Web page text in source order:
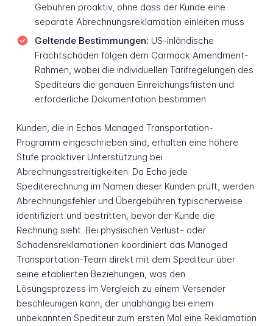
Gebühren proaktiv, ohne dass der Kunde eine
separate Abrechnungsreklamation einleiten muss
Geltende Bestimmungen: US-inländische
Frachtschäden folgen dem Carmack Amendment-
Rahmen, wobei die individuellen Tarifregelungen des
Spediteurs die genauen Einreichungsfristen und
erforderliche Dokumentation bestimmen
Kunden, die in Echos Managed Transportation-
Programm eingeschrieben sind, erhalten eine höhere
Stufe proaktiver Unterstützung bei
Abrechnungsstreitigkeiten. Da Echo jede
Spediterechnung im Namen dieser Kunden prüft, werden
Abrechnungsfehler und Übergebühren typischerweise
identifiziert und bestritten, bevor der Kunde die
Rechnung sieht. Bei physischen Verlust- oder
Schadensreklamationen koordiniert das Managed
Transportation-Team direkt mit dem Spediteur über
seine etablierten Beziehungen, was den
Lösungsprozess im Vergleich zu einem Versender
beschleunigen kann, der unabhängig bei einem
unbekannten Spediteur zum ersten Mal eine Reklamation